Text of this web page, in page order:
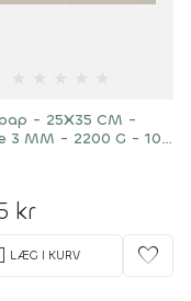
- 25X35 CM -
3 MM - 2200 G - 10
kr
LÆG I KURV favorite